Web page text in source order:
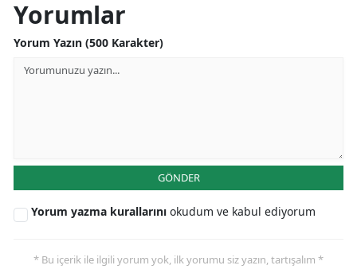
Iğdır
Yalova
Kilis
Yorumlar
Yorum Yazın (500 Karakter)
GÖNDER
Yorum yazma kurallarını okudum ve kabul ediyorum
* Bu içerik ile ilgili yorum yok, ilk yorumu siz yazın, tartışalım *